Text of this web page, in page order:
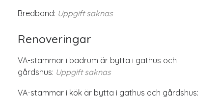
Bredband: Uppgift saknas
Renoveringar
VA-stammar i badrum är bytta i gathus och
gårdshus: Uppgift saknas
VA-stammar i kök är bytta i gathus och gårdshus: